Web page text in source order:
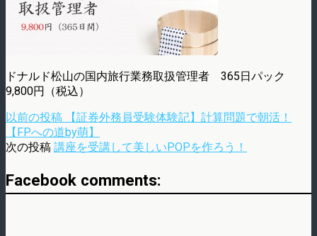
ドナルド松山の国内旅行業務取扱管理者 365日パック
9,800円（税込）
以前の投稿
【証券外務員受験体験記】計算問題で朝活！
【FPへの道by萌】
次の投稿 講座を受講して美しいPOPを作ろう！
Facebook comments: